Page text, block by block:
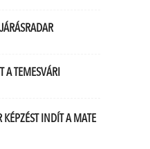
A TEMESVÁRI
INDÍT A MATE